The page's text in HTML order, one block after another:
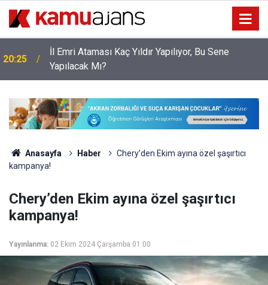
20:25
İl Emri Ataması Kaç Yıldır Yapılıyor, Bu Sene
Yapılacak Mı?
Anasayfa Haber
Chery’den Ekim ayına özel şaşırtıcı
kampanya!
Chery’den Ekim ayına özel şaşırtıcı
kampanya!
Yayınlanma: 02 Ekim 2024 Çarşamba 01:00